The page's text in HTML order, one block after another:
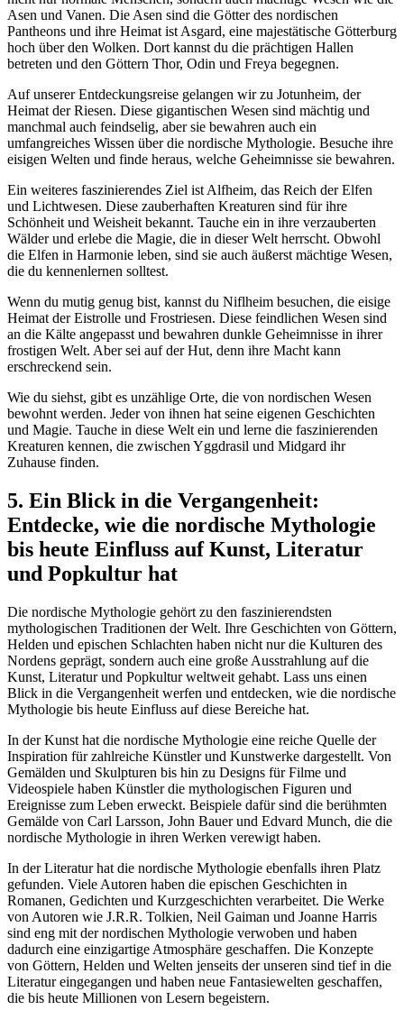
Asen und Vanen. Die Asen sind die Götter des nordischen
Pantheons und ihre Heimat ist Asgard, eine majestätische Götterburg
hoch über den Wolken. Dort kannst du die prächtigen Hallen
betreten und den Göttern Thor, Odin und Freya begegnen.
Auf unserer Entdeckungsreise gelangen wir zu Jotunheim, der
Heimat der Riesen. Diese gigantischen Wesen sind mächtig und
manchmal auch feindselig, aber sie bewahren auch ein
umfangreiches Wissen über die nordische Mythologie. Besuche ihre
eisigen Welten und finde heraus, welche Geheimnisse sie bewahren.
Ein weiteres faszinierendes Ziel ist Alfheim, das Reich der Elfen
und Lichtwesen. Diese zauberhaften Kreaturen sind für ihre
Schönheit und Weisheit bekannt. Tauche ein in ihre verzauberten
Wälder und erlebe die Magie, die in dieser Welt herrscht. Obwohl
die Elfen in Harmonie leben, sind sie auch äußerst mächtige Wesen,
die du kennenlernen solltest.
Wenn du mutig genug bist, kannst du Niflheim besuchen, die eisige
Heimat der Eistrolle und Frostriesen. Diese feindlichen Wesen sind
an die Kälte angepasst und bewahren dunkle Geheimnisse in ihrer
frostigen Welt. Aber sei auf der Hut, denn ihre Macht kann
erschreckend sein.
Wie du siehst, gibt es unzählige Orte, die von nordischen Wesen
bewohnt werden. Jeder von ihnen hat seine eigenen Geschichten
und Magie. Tauche in diese Welt ein und lerne die faszinierenden
Kreaturen kennen, die zwischen Yggdrasil und Midgard ihr
Zuhause finden.
5. Ein Blick in die Vergangenheit:
Entdecke, wie die nordische Mythologie
bis heute Einfluss auf Kunst, Literatur
und Popkultur hat
Die nordische Mythologie gehört zu den faszinierendsten
mythologischen Traditionen der Welt. Ihre Geschichten von Göttern,
Helden und epischen Schlachten haben nicht nur die Kulturen des
Nordens geprägt, sondern auch eine große Ausstrahlung auf die
Kunst, Literatur und Popkultur weltweit gehabt. Lass uns einen
Blick in die Vergangenheit werfen und entdecken, wie die nordische
Mythologie bis heute Einfluss auf diese Bereiche hat.
In der Kunst hat die nordische Mythologie eine reiche Quelle der
Inspiration für zahlreiche Künstler und Kunstwerke dargestellt. Von
Gemälden und Skulpturen bis hin zu Designs für Filme und
Videospiele haben Künstler die mythologischen Figuren und
Ereignisse zum Leben erweckt. Beispiele dafür sind die berühmten
Gemälde von Carl Larsson, John Bauer und Edvard Munch, die die
nordische Mythologie in ihren Werken verewigt haben.
In der Literatur hat die nordische Mythologie ebenfalls ihren Platz
gefunden. Viele Autoren haben die epischen Geschichten in
Romanen, Gedichten und Kurzgeschichten verarbeitet. Die Werke
von Autoren wie J.R.R. Tolkien, Neil Gaiman und Joanne Harris
sind eng mit der nordischen Mythologie verwoben und haben
dadurch eine einzigartige Atmosphäre geschaffen. Die Konzepte
von Göttern, Helden und Welten jenseits der unseren sind tief in die
Literatur eingegangen und haben neue Fantasiewelten geschaffen,
die bis heute Millionen von Lesern begeistern.